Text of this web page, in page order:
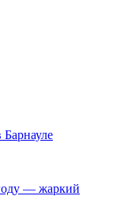
— жаркий